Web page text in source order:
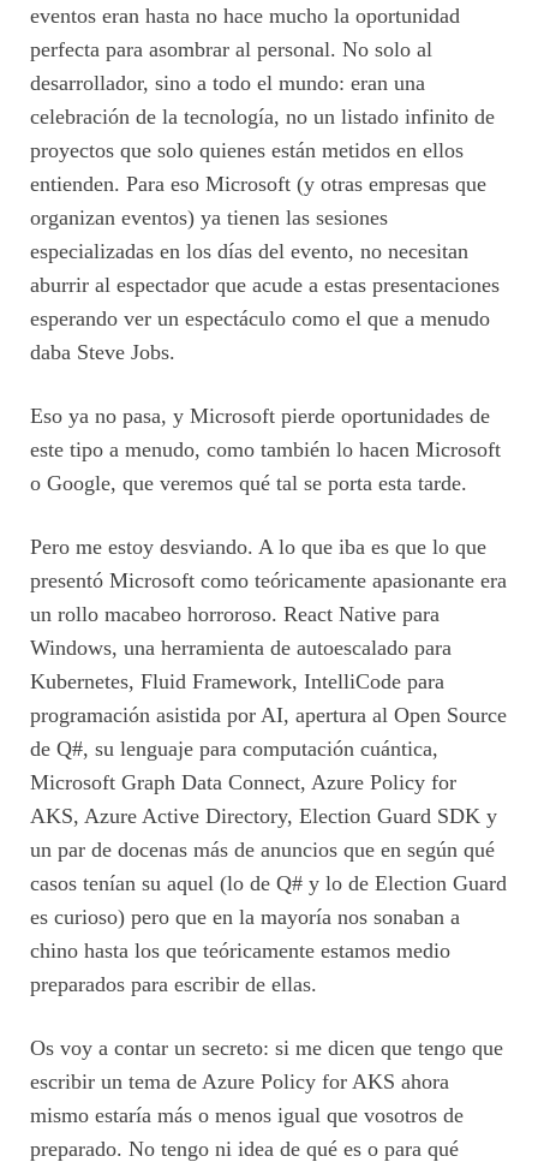
eventos eran hasta no hace mucho la oportunidad
perfecta para asombrar al personal. No solo al
desarrollador, sino a todo el mundo: eran una
celebración de la tecnología, no un listado infinito de
proyectos que solo quienes están metidos en ellos
entienden. Para eso Microsoft (y otras empresas que
organizan eventos) ya tienen las sesiones
especializadas en los días del evento, no necesitan
aburrir al espectador que acude a estas presentaciones
esperando ver un espectáculo como el que a menudo
daba Steve Jobs.
Eso ya no pasa, y Microsoft pierde oportunidades de
este tipo a menudo, como también lo hacen Microsoft
o Google, que veremos qué tal se porta esta tarde.
Pero me estoy desviando. A lo que iba es que lo que
presentó Microsoft como teóricamente apasionante era
un rollo macabeo horroroso. React Native para
Windows, una herramienta de autoescalado para
Kubernetes, Fluid Framework, IntelliCode para
programación asistida por AI, apertura al Open Source
de Q#, su lenguaje para computación cuántica,
Microsoft Graph Data Connect, Azure Policy for
AKS, Azure Active Directory, Election Guard SDK y
un par de docenas más de anuncios que en según qué
casos tenían su aquel (lo de Q# y lo de Election Guard
es curioso) pero que en la mayoría nos sonaban a
chino hasta los que teóricamente estamos medio
preparados para escribir de ellas.
Os voy a contar un secreto: si me dicen que tengo que
escribir un tema de Azure Policy for AKS ahora
mismo estaría más o menos igual que vosotros de
preparado. No tengo ni idea de qué es o para qué